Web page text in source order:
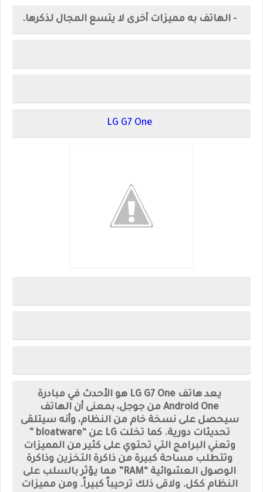
- الهاتف به مميزات أخرى لا يتسع المجال لذكرها.
LG G7 One
يعد هاتف LG G7 One هو الأحدث في مبادرة
Android One من جوجل، بمعنى أن الهاتف
سيحصل على نسخة خام من النظام، وأنه سيتلقى
تحديثات دورية. كما تخلت LG عن “bloatware ”
وتعني البرامج التي تحتوي على كثير من المميزات
وتتطلب مساحة كبيرة من ذاكرة التخزين وذاكرة
الوصول العشوائية “RAM” مما يؤثر بالسلب على
النظام ككل. ولاقى ذلك ترحيباً كبيراً. ومن مميزات